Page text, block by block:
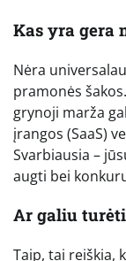
Kas yra gera
Nėra
pramonės
grynoji marža
įrangos (SaaS)
Svarbiausia –
augti bei
Ar galiu
Taip, tai reiškia,